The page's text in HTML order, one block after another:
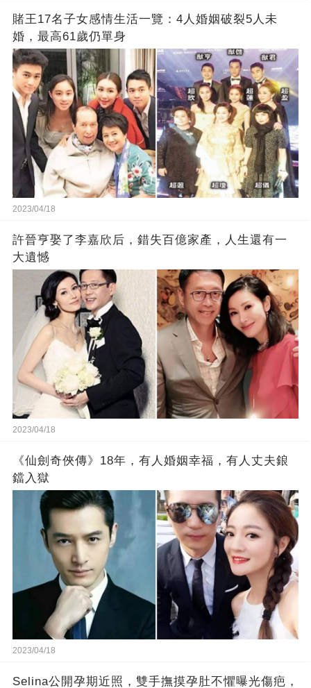
賭王17名子女感情生活一覽：4人婚姻破裂5人未
婚，最高61歲仍單身
2023/04/18
許晉亨娶了李嘉欣后，錯失百億家產，人生還有一
大遺憾
2023/04/18
《仙劍奇俠傳》18年，有人婚姻幸福，有人丈夫鋃
鐺入獄
2023/04/18
Selina公開孕期近照，雙手撫摸孕肚不懼曝光傷疤，